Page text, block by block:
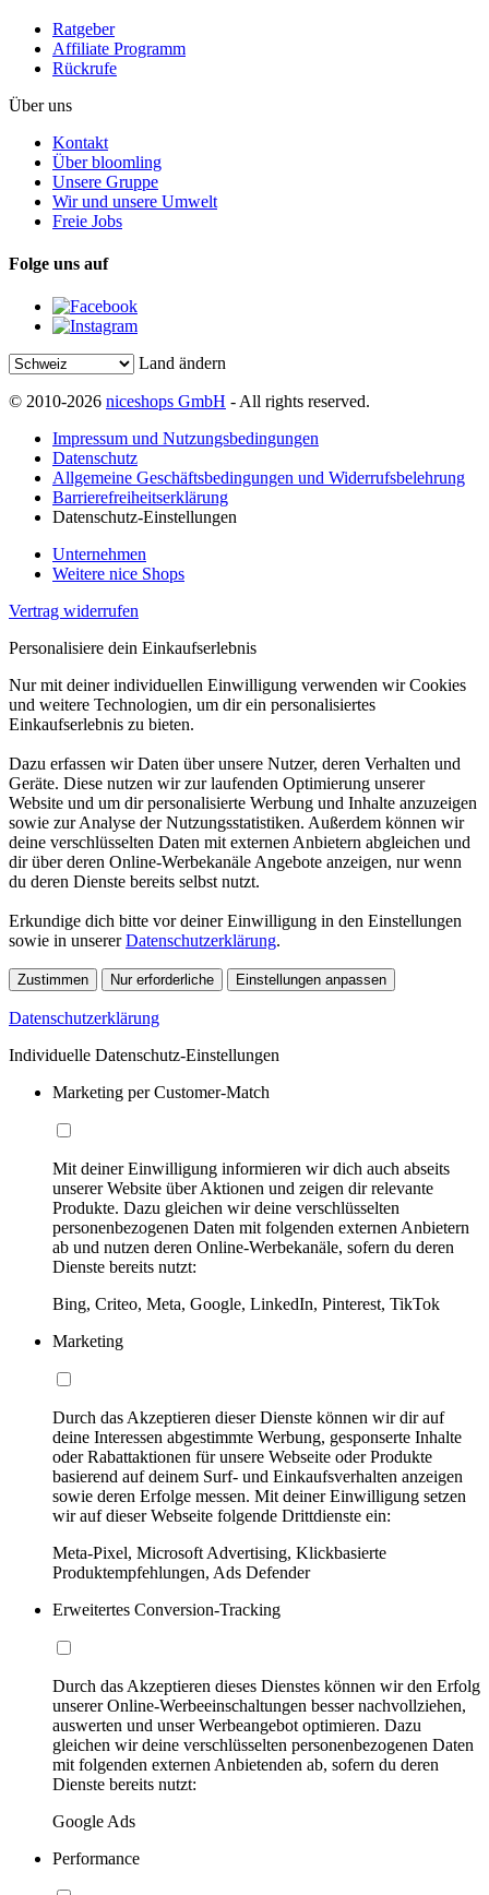
Ratgeber
Affiliate Programm
Rückrufe
Über uns
Kontakt
Über bloomling
Unsere Gruppe
Wir und unsere Umwelt
Freie Jobs
Folge uns auf
Land ändern
© 2010-2026 niceshops GmbH - All rights reserved.
Impressum und Nutzungsbedingungen
Datenschutz
Allgemeine Geschäftsbedingungen und Widerrufsbelehrung
Barrierefreiheitserklärung
Datenschutz-Einstellungen
Unternehmen
Weitere nice Shops
Vertrag widerrufen
Personalisiere dein Einkaufserlebnis
Nur mit deiner individuellen Einwilligung verwenden wir Cookies
und weitere Technologien, um dir ein personalisiertes
Einkaufserlebnis zu bieten.
Dazu erfassen wir Daten über unsere Nutzer, deren Verhalten und
Geräte. Diese nutzen wir zur laufenden Optimierung unserer
Website und um dir personalisierte Werbung und Inhalte anzuzeigen
sowie zur Analyse der Nutzungsstatistiken. Außerdem können wir
deine verschlüsselten Daten mit externen Anbietern abgleichen und
dir über deren Online-Werbekanäle Angebote anzeigen, nur wenn
du deren Dienste bereits selbst nutzt.
Erkundige dich bitte vor deiner Einwilligung in den Einstellungen
sowie in unsererDatenschutzerklärung.
Zustimmen Nur erforderliche Einstellungen anpassen
Datenschutzerklärung
Individuelle Datenschutz-Einstellungen
Marketing per Customer-Match
Mit deiner Einwilligung informieren wir dich auch abseits
unserer Website über Aktionen und zeigen dir relevante
Produkte. Dazu gleichen wir deine verschlüsselten
personenbezogenen Daten mit folgenden externen Anbietern
ab und nutzen deren Online-Werbekanäle, sofern du deren
Dienste bereits nutzt:
Bing, Criteo, Meta, Google, LinkedIn, Pinterest, TikTok
Marketing
Durch das Akzeptieren dieser Dienste können wir dir auf
deine Interessen abgestimmte Werbung, gesponserte Inhalte
oder Rabattaktionen für unsere Webseite oder Produkte
basierend auf deinem Surf- und Einkaufsverhalten anzeigen
sowie deren Erfolge messen. Mit deiner Einwilligung setzen
wir auf dieser Webseite folgende Drittdienste ein:
Meta-Pixel, Microsoft Advertising, Klickbasierte
Produktempfehlungen, Ads Defender
Erweitertes Conversion-Tracking
Durch das Akzeptieren dieses Dienstes können wir den Erfolg
unserer Online-Werbeeinschaltungen besser nachvollziehen,
auswerten und unser Werbeangebot optimieren. Dazu
gleichen wir deine verschlüsselten personenbezogenen Daten
mit folgenden externen Anbietenden ab, sofern du deren
Dienste bereits nutzt:
Google Ads
Performance